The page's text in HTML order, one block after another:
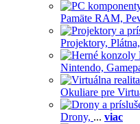
Pamäte RAM,
Projektory, Plátna,
Nintendo,
Okuliare pre
Drony, ... viac